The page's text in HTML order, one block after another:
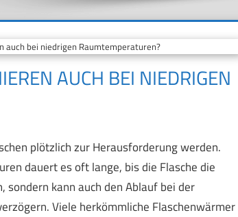
bei niedrigen Raumtemperaturen?
AUCH BEI NIEDRIGEN
plötzlich zur Herausforderung werden.
dauert es oft lange, bis die Flasche die
kann auch den Ablauf bei der
Viele herkömmliche Flaschenwärmer